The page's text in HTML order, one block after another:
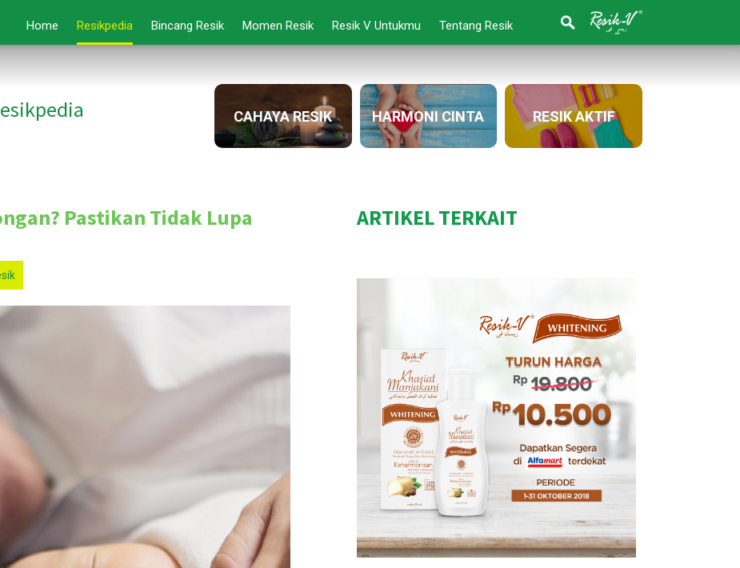
Home Resikpedia Bincang Resik Momen Resik Resik V Untukmu Tentang Resik
CAHAYA RESIK HARMONI CINTA RESIK AKTIF
Pastikan Tidak Lupa
ARTIKEL TERKAIT